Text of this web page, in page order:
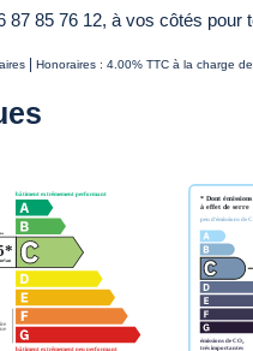
85 76 12, à vos côtés pour
Honoraires : 4.00% TTC à la charge